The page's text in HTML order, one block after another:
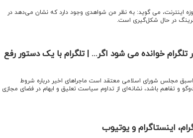
اینترنت، می گوید: به نظر من شواهدی وجود دارد که نشان می‌دهد در
در حال شکل‌گیری است.
خوانده می شود اگر... | تلگرام با یک دستور رفع
اسبق مجلس شورای اسلامی معتقد است ماجراهای اخیر درباره شروط
و تفاهم باشد، نشانه‌ای از تداوم سیاست تعلیق و ابهام در فضای مجازی
اینستاگرام و یوتیوب